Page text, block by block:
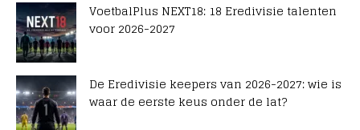
VoetbalPlus NEXT18: 18 Eredivisie talenten
voor 2026-2027
De Eredivisie keepers van 2026-2027: wie is
waar de eerste keus onder de lat?